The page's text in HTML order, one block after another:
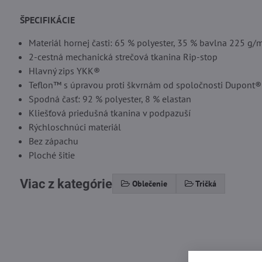
ŠPECIFIKÁCIE
Materiál hornej časti: 65 % polyester, 35 % bavlna 225 g/
2-cestná mechanická strečová tkanina Rip-stop
Hlavný zips YKK®
Teflon™ s úpravou proti škvrnám od spoločnosti Dupont®
Spodná časť: 92 % polyester, 8 % elastan
Kliešťová priedušná tkanina v podpazuší
Rýchloschnúci materiál
Bez zápachu
Ploché šitie
Viac z kategórie Oblečenie Tričká